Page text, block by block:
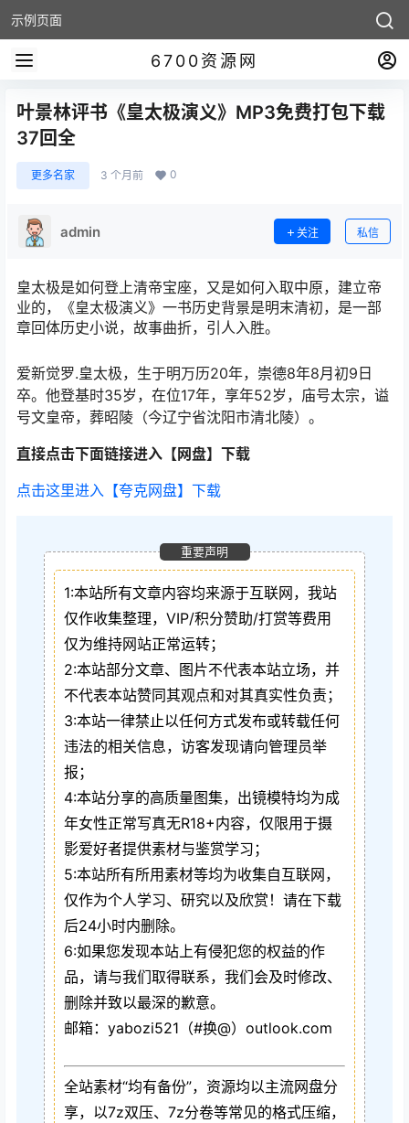
示例页面
6700资源网
叶景林评书《皇太极演义》MP3免费打包下载
37回全
更多名家 3 个月前 0
admin 关注 私信
皇太极是如何登上清帝宝座，又是如何入取中原，建立帝
业的，《皇太极演义》一书历史背景是明末清初，是一部
章回体历史小说，故事曲折，引人入胜。
爱新觉罗.皇太极，生于明万历20年，崇德8年8月初9日
卒。他登基时35岁，在位17年，享年52岁，庙号太宗，谥
号文皇帝，葬昭陵（今辽宁省沈阳市清北陵）。
直接点击下面链接进入【网盘】下载
点击这里进入【夸克网盘】下载
重要声明
1:本站所有文章内容均来源于互联网，我站
仅作收集整理，VIP/积分赞助/打赏等费用
仅为维持网站正常运转；
2:本站部分文章、图片不代表本站立场，并
不代表本站赞同其观点和对其真实性负责；
3:本站一律禁止以任何方式发布或转载任何
违法的相关信息，访客发现请向管理员举
报；
4:本站分享的高质量图集，出镜模特均为成
年女性正常写真无R18+内容，仅限用于摄
影爱好者提供素材与鉴赏学习；
5:本站所有所用素材等均为收集自互联网，
仅作为个人学习、研究以及欣赏！请在下载
后24小时内删除。
6:如果您发现本站上有侵犯您的权益的作
品，请与我们取得联系，我们会及时修改、
删除并致以最深的歉意。
邮箱：yabozi521（#换@）outlook.com
全站素材“均有备份”，资源均以主流网盘分
享，以7z双压、7z分卷等常见的格式压缩，